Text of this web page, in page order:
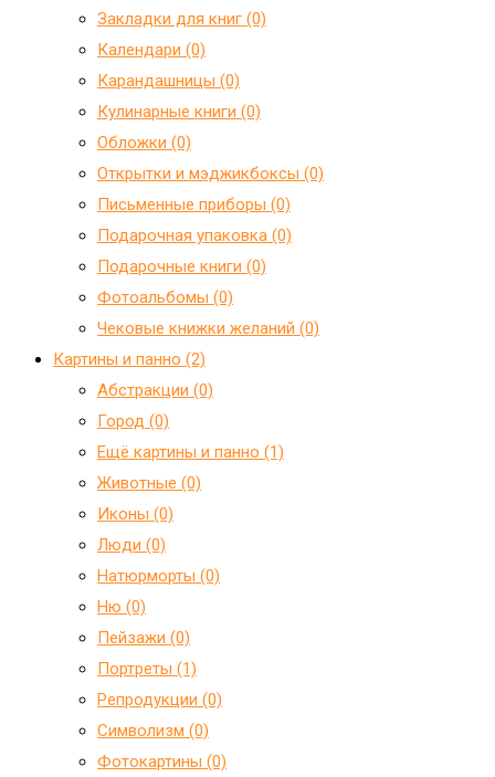
Закладки для книг (0)
Календари (0)
Карандашницы (0)
Кулинарные книги (0)
Обложки (0)
Открытки и мэджикбоксы (0)
Письменные приборы (0)
Подарочная упаковка (0)
Подарочные книги (0)
Фотоальбомы (0)
Чековые книжки желаний (0)
Картины и панно (2)
Абстракции (0)
Город (0)
Ещё картины и панно (1)
Животные (0)
Иконы (0)
Люди (0)
Натюрморты (0)
Ню (0)
Пейзажи (0)
Портреты (1)
Репродукции (0)
Символизм (0)
Фотокартины (0)